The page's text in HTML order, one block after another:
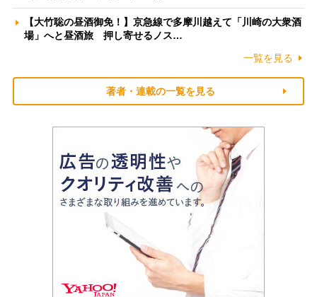
【大竹聡の昼酒御免！】京急線で多摩川越えて「川崎の大衆酒
場」へと昼酒旅 押し寄せるノス…
一覧を見る
著者・連載の一覧を見る